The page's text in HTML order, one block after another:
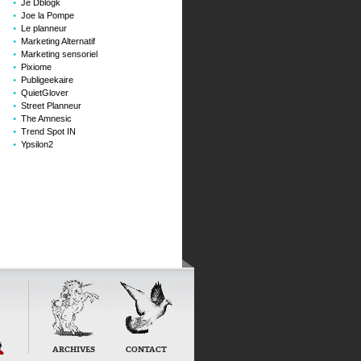
Je Dblogk
Joe la Pompe
Le planneur
Marketing Alternatif
Marketing sensoriel
Pixiome
Publigeekaire
QuietGlover
Street Planneur
The Amnesic
Trend Spot IN
Ypsilon2
ARCHIVES CONTACT